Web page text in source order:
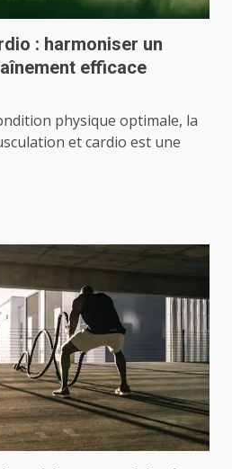
: harmoniser un
efficace
physique optimale, la
et cardio est une